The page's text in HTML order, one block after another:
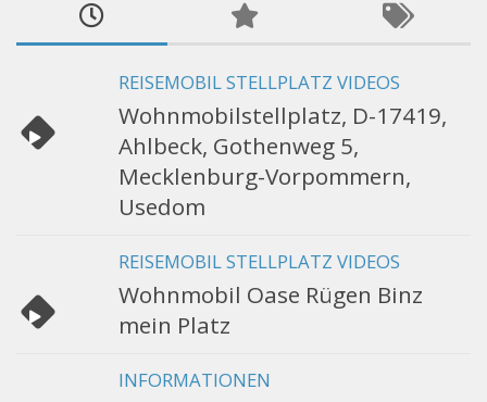
REISEMOBIL STELLPLATZ VIDEOS
Wohnmobilstellplatz, D-17419,
Ahlbeck, Gothenweg 5,
Mecklenburg-Vorpommern,
Usedom
REISEMOBIL STELLPLATZ VIDEOS
Wohnmobil Oase Rügen Binz
mein Platz
INFORMATIONEN